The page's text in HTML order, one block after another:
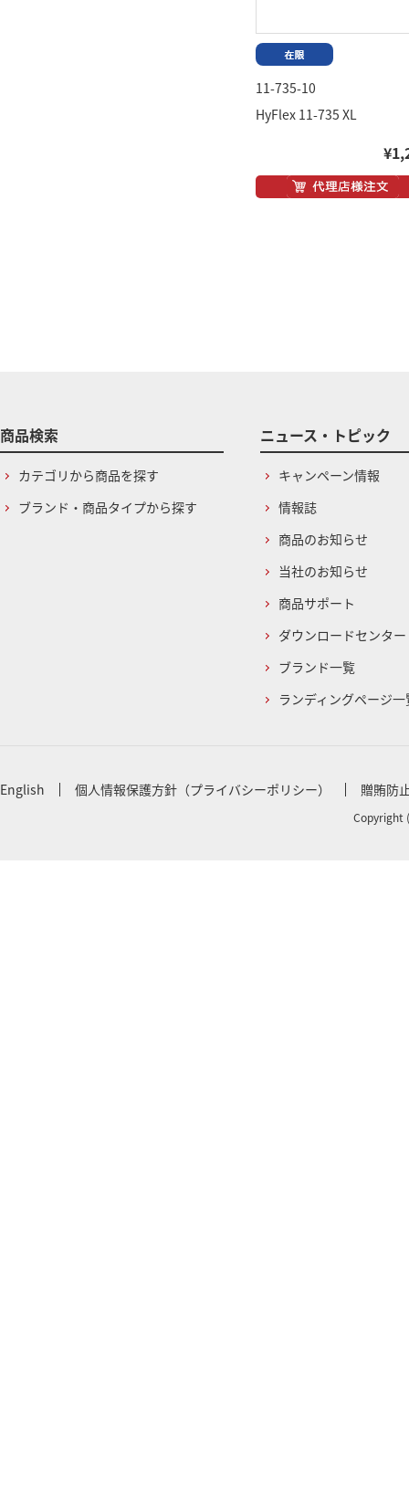
11-735-10
HyFlex 11-735 XL
商品検索
カテゴリから商品を探す
ブランド・商品タイプから探す
ニュース・トピック
キャンペーン情報
情報誌
商品のお知らせ
当社のお知らせ
商品サポート
ダウンロードセンター
ブランド一覧
ランディングページ一
English 個人情報保護方針（プライバシーポリシー） 贈賄防
Copyright